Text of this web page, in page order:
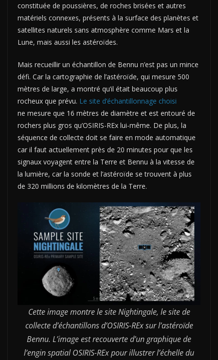
constituée de poussières, de roches brisées et autres
matériels connexes, présents à la surface des planètes et
satellites naturels sans atmosphère comme Mars et la
Lune, mais aussi les astéroïdes.
Mais recueillir un échantillon de Bennu n’est pas un mince
défi. Car la cartographie de l’astéroïde, qui mesure 500
mètres de large, a montré qu’il était beaucoup plus
rocheux que prévu. Le site d’échantillonnage choisi
ne mesure que 16 mètres de diamètre et est entouré de
rochers plus gros qu’OSIRIS-REx lui-même. De plus, la
séquence de collecte doit se faire en mode automatique
car il faut actuellement près de 20 minutes pour que les
signaux voyagent entre la Terre et Bennu à la vitesse de
la lumière, car la sonde et l’astéroïde se trouvent à plus
de 320 millions de kilomètres de la Terre.
Cette image montre le site Nightingale, le site de
collecte d’échantillons d’OSIRIS-REx sur l’astéroïde
Bennu. L’image est recouverte d’un graphique de
l’engin spatial OSIRIS-REx pour illustrer l’échelle du